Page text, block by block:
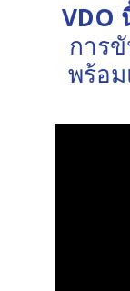
VDO
การขั
พร้อ